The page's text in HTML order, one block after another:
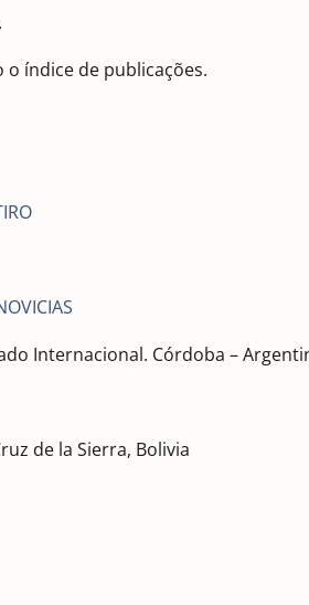
índice de publicações.
Internacional. Córdoba –
de la Sierra, Bolivia